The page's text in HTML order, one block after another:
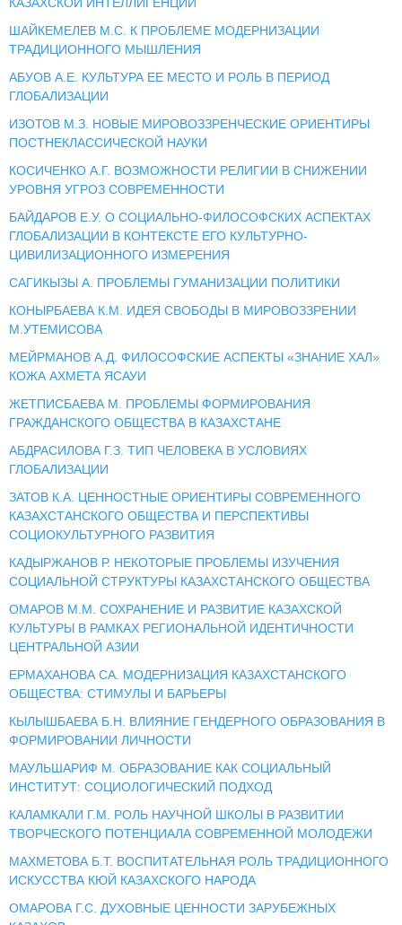
ШАЙКЕМЕЛЕВ М.С. К ПРОБЛЕМЕ МОДЕРНИЗАЦИИ
ТРАДИЦИОННОГО МЫШЛЕНИЯ
АБУОВ А.Е. КУЛЬТУРА ЕЕ МЕСТО И РОЛЬ В ПЕРИОД
ГЛОБАЛИЗАЦИИ
ИЗОТОВ М.З. НОВЫЕ МИРОВОЗЗРЕНЧЕСКИЕ ОРИЕНТИРЫ
ПОСТНЕКЛАССИЧЕСКОЙ НАУКИ
КОСИЧЕНКО А.Г. ВОЗМОЖНОСТИ РЕЛИГИИ В СНИЖЕНИИ
УРОВНЯ УГРОЗ СОВРЕМЕННОСТИ
БАЙДАРОВ Е.У. О СОЦИАЛЬНО-ФИЛОСОФСКИХ АСПЕКТАХ
ГЛОБАЛИЗАЦИИ В КОНТЕКСТЕ ЕГО КУЛЬТУРНО-
ЦИВИЛИЗАЦИОННОГО ИЗМЕРЕНИЯ
САГИКЫЗЫ А. ПРОБЛЕМЫ ГУМАНИЗАЦИИ ПОЛИТИКИ
КОНЫРБАЕВА К.М. ИДЕЯ СВОБОДЫ В МИРОВОЗЗРЕНИИ
М.УТЕМИСОВА
МЕЙРМАНОВ А.Д. ФИЛОСОФСКИЕ АСПЕКТЫ «ЗНАНИЕ ХАЛ»
КОЖА АХМЕТА ЯСАУИ
ЖЕТПИСБАЕВА М. ПРОБЛЕМЫ ФОРМИРОВАНИЯ
ГРАЖДАНСКОГО ОБЩЕСТВА В КАЗАХСТАНЕ
АБДРАСИЛОВА Г.З. ТИП ЧЕЛОВЕКА В УСЛОВИЯХ
ГЛОБАЛИЗАЦИИ
ЗАТОВ К.А. ЦЕННОСТНЫЕ ОРИЕНТИРЫ СОВРЕМЕННОГО
КАЗАХСТАНСКОГО ОБЩЕСТВА И ПЕРСПЕКТИВЫ
СОЦИОКУЛЬТУРНОГО РАЗВИТИЯ
КАДЫРЖАНОВ Р. НЕКОТОРЫЕ ПРОБЛЕМЫ ИЗУЧЕНИЯ
СОЦИАЛЬНОЙ СТРУКТУРЫ КАЗАХСТАНСКОГО ОБЩЕСТВА
ОМАРОВ М.М. СОХРАНЕНИЕ И РАЗВИТИЕ КАЗАХСКОЙ
КУЛЬТУРЫ В РАМКАХ РЕГИОНАЛЬНОЙ ИДЕНТИЧНОСТИ
ЦЕНТРАЛЬНОЙ АЗИИ
ЕРМАХАНОВА СА. МОДЕРНИЗАЦИЯ КАЗАХСТАНСКОГО
ОБЩЕСТВА: СТИМУЛЫ И БАРЬЕРЫ
КЫЛЫШБАЕВА Б.Н. ВЛИЯНИЕ ГЕНДЕРНОГО ОБРАЗОВАНИЯ В
ФОРМИРОВАНИИ ЛИЧНОСТИ
МАУЛЬШАРИФ М. ОБРАЗОВАНИЕ КАК СОЦИАЛЬНЫЙ
ИНСТИТУТ: СОЦИОЛОГИЧЕСКИЙ ПОДХОД
КАЛAМКАЛИ Г.М. РОЛЬ НАУЧНОЙ ШКОЛЫ В РАЗВИТИИ
ТВОРЧЕСКОГО ПОТЕНЦИАЛА СОВРЕМЕННОЙ МОЛОДЕЖИ
МАХМЕТОВА Б.Т. ВОСПИТАТЕЛЬНАЯ РОЛЬ ТРАДИЦИОННОГО
ИСКУССТВА КЮЙ КАЗАХСКОГО НАРОДА
ОМАРОВА Г.С. ДУХОВНЫЕ ЦЕННОСТИ ЗАРУБЕЖНЫХ